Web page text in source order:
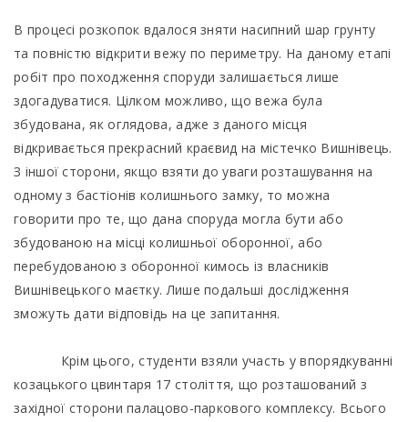
В процесі розкопок вдалося зняти насипний шар грунту
та повністю відкрити вежу по периметру. На даному етапі
робіт про походження споруди залишається лише
здогадуватися. Цілком можливо, що вежа була
збудована, як оглядова, адже з даного місця
відкривається прекрасний краєвид на містечко Вишнівець.
З іншої сторони, якщо взяти до уваги розташування на
одному з бастіонів колишнього замку, то можна
говорити про те, що дана споруда могла бути або
збудованою на місці колишньої оборонної, або
перебудованою з оборонної кимось із власників
Вишнівецького маєтку. Лише подальші дослідження
зможуть дати відповідь на це запитання.
Крім цього, студенти взяли участь у впорядкуванні
козацького цвинтаря 17 століття, що розташований з
західної сторони палацово-паркового комплексу. Всього